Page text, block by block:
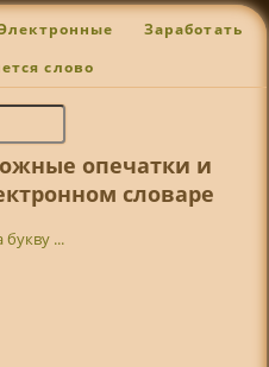
Заработать
слово
опечатки и
словаре
букву ...